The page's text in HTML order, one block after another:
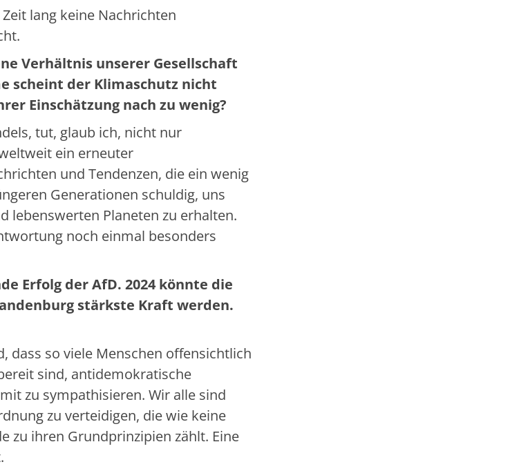
lang keine Nachrichten
Verhältnis unserer Gesellschaft
scheint der Klimaschutz nicht
Einschätzung nach zu wenig?
tut, glaub ich, nicht nur
ein erneuter
und Tendenzen, die ein wenig
Generationen schuldig, uns
lebenswerten Planeten zu erhalten.
noch einmal besonders
Erfolg der AfD. 2024 könnte die
stärkste Kraft werden.
dass so viele Menschen offensichtlich
sind, antidemokratische
zu sympathisieren. Wir alle sind
zu verteidigen, die wie keine
zu ihren Grundprinzipien zählt. Eine